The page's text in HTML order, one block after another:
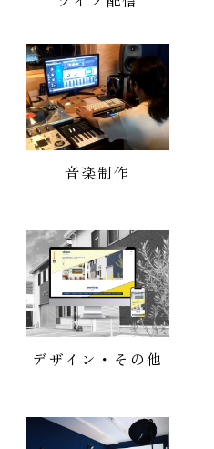
音楽制作
デザイン・その他